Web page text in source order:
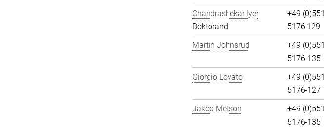
Chandrashekar Iyer
Doktorand
+49 (0)551
5176 129
Martin Johnsrud
+49 (0)551
5176-135
Giorgio Lovato
+49 (0)551
5176-127
Jakob Metson
+49 (0)551
5176-135